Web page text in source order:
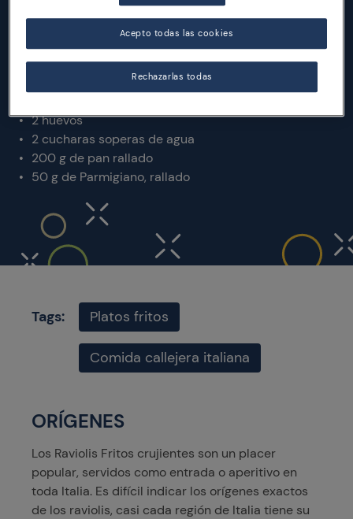
150 g de setas, picadas finas
2-3 ramitas de mejorana fresca, separadas las
hojitas y picadas finas
aceite vegetal para freír
2 huevos
2 cucharas soperas de agua
200 g de pan rallado
50 g de Parmigiano, rallado
Tags: Platos fritos
Comida callejera italiana
ORÍGENES
Los Raviolis Fritos crujientes son un placer
popular, servidos como entrada o aperitivo en
toda Italia. Es difícil indicar los orígenes exactos
de los raviolis, casi cada región de Italia tiene su
Rechazarlas todas
Acepto todas las cookies